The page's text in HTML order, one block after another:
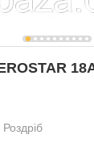
Роздріб